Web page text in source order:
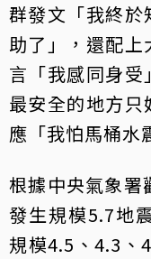
群發文「我終於
助了」，還配
言「我感同身
最安全的地方
應「我怕馬桶水
根據中央氣象署
發生規模5.7地
規模4.5、4.3、